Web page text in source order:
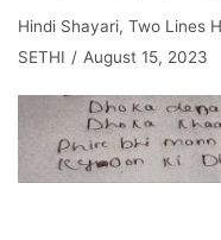
Hindi Shayari, Two Lines
SETHI
August 15, 2023